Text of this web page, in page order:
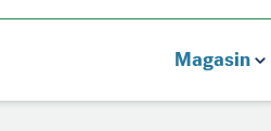
Magasin